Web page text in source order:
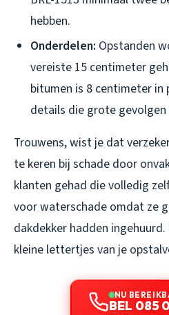
hebben.
Onderdelen: Opstanden
vereiste 15 centimeter
bitumen is 8 centimeter in
details die grote gevolgen
Trouwens, wist je dat
te keren bij schade door
klanten gehad die volledig
voor waterschade omdat ze
dakdekker hadden
kleine lettertjes van je
NU
BEL 085